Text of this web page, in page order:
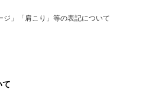
ジ」「肩こり」等の表記について
て